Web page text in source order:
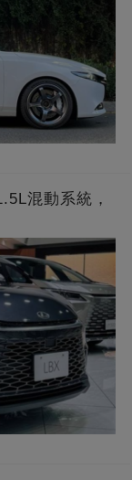
混動系統，